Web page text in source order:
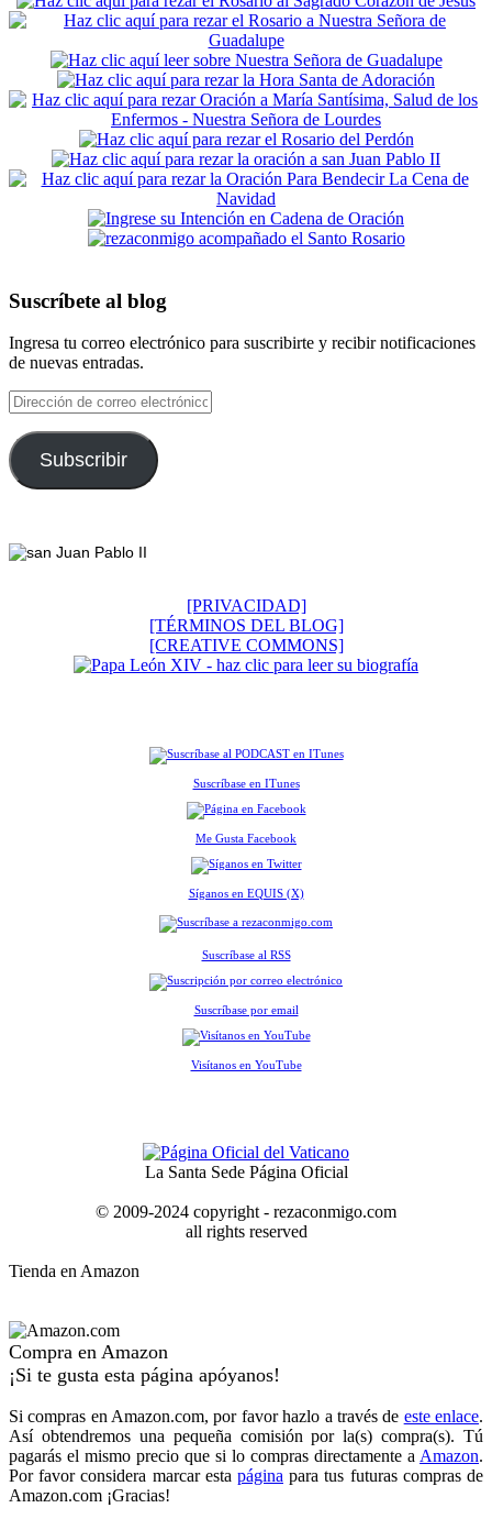
Suscríbete al blog
Ingresa tu correo electrónico para suscribirte y recibir notificaciones
de nuevas entradas.
Dirección
de
correo
electrónico
Subscribir
[PRIVACIDAD]
[TÉRMINOS DEL BLOG]
[CREATIVE COMMONS]
Suscríbase en ITunes
Me Gusta Facebook
Síganos en EQUIS (X)
Suscríbase al RSS
Suscríbase por email
Visítanos en YouTube
La Santa Sede Página Oficial
© 2009-2024 copyright - rezaconmigo.com
all rights reserved
Tienda en Amazon
Compra en Amazon
¡Si te gusta esta página apóyanos!
Si compras en Amazon.com, por favor hazlo a través de este enlace.
Así obtendremos una pequeña comisión por la(s) compra(s). Tú
pagarás el mismo precio que si lo compras directamente a Amazon.
Por favor considera marcar esta página para tus futuras compras de
Amazon.com ¡Gracias!